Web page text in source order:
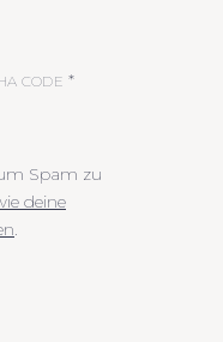
CODE *
Spam zu
deine
.